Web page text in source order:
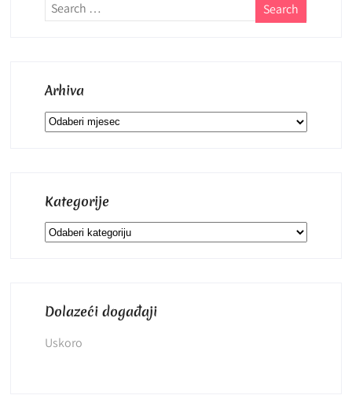
Arhiva
Arhiva
Kategorije
Kategorije
Dolazeći događaji
Uskoro